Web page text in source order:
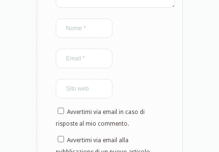
Avvertimi via email in caso di
risposte al mio commento.
Avvertimi via email alla